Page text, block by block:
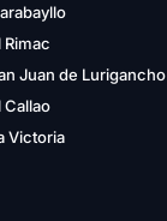
Rimac
Juan de Lurigancho
Callao
Victoria